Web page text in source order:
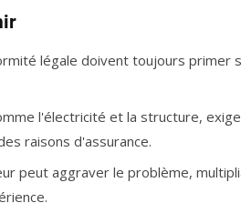
légale doivent toujours primer
l'électricité et la structure,
raisons d'assurance.
peut aggraver le problème,